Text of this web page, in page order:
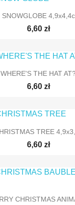
SNOWGLOBE
6,60 zł
THE HAT
6,60 zł
TREE
6,60 zł
CHRISTMAS